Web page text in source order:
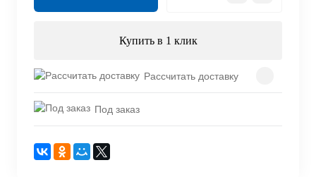
Купить в 1 клик
Рассчитать доставку
Под заказ